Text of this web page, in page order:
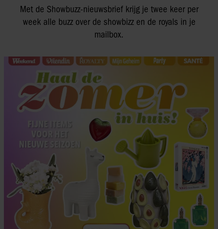
Met de Showbuzz-nieuwsbrief krijg je twee keer per
week alle buzz over de showbizz en de royals in je
mailbox.